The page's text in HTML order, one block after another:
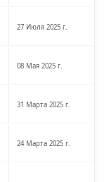
27 Июля 2025 г.
08 Мая 2025 г.
31 Марта 2025 г.
24 Марта 2025 г.